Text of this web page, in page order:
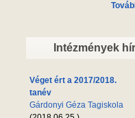
Intézmények
Véget ért a 2017/2018.
tanév
Gárdonyi Géza Tagiskola